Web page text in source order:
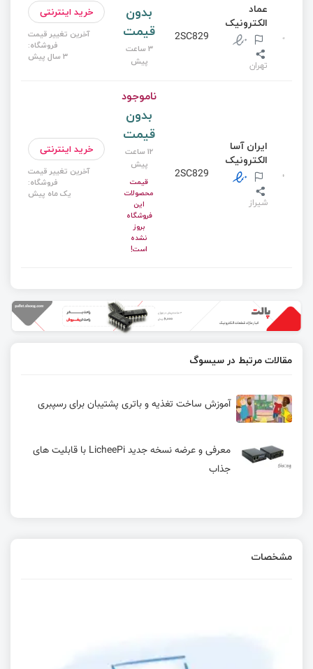
عماد
الکترونیک
تهران
2SC829
بدون
قیمت
3 ساعت
پیش
خرید اینترنتی
آخرین تغییر قیمت
فروشگاه:
3 سال پیش
ایران آسا
الکترونیک
شیراز
2SC829
ناموجود
بدون
قیمت
12 ساعت
پیش
قیمت
محصولات
این
فروشگاه
بروز
نشده
است!
خرید اینترنتی
آخرین تغییر قیمت
فروشگاه:
یک ماه پیش
مقالات مرتبط در سیسوگ
آموزش ساخت تغذیه و باتری پشتیبان برای رسپبری
معرفی و عرضه نسخه جدید LicheePi با قابلیت های
جذاب
مشخصات